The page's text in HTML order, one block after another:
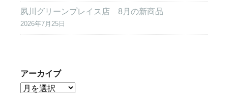
夙川グリーンプレイス店 8月の新商品
2026年7月25日
アーカイブ